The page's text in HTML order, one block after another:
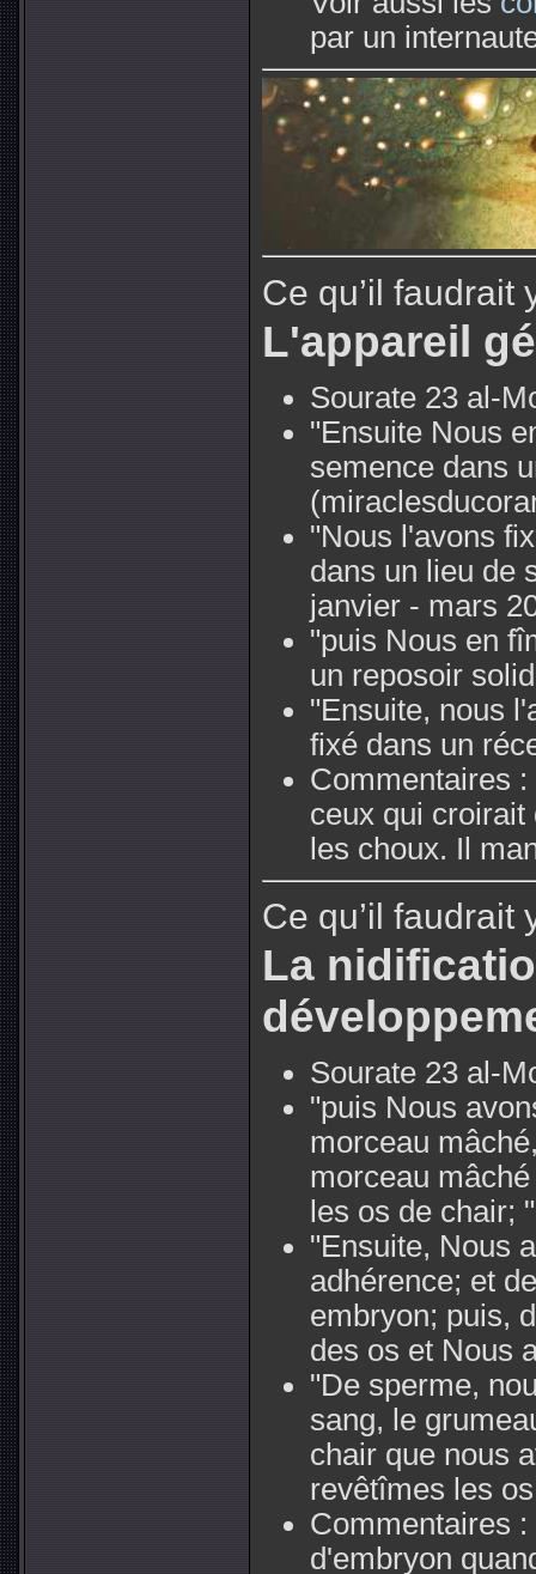
par un
Ce qu’il faudrait
L'appareil
Sourate 23 al-
"Ensuite Nous
semence dans
"Nous l'avons
dans un lieu de
janvier - mars
"puis Nous en
un reposoir
"Ensuite, nous
fixé dans un
Commentaires :
ceux qui croirait
les choux. Il
Ce qu’il faudrait
La
Sourate 23 al-
"puis Nous
morceau
morceau
les os de chair; "
"Ensuite, Nous
adhérence; et
embryon; puis,
des os et Nous
"De sperme,
sang, le
chair que nous
revêtîmes les
Commentaires :
d'embryon